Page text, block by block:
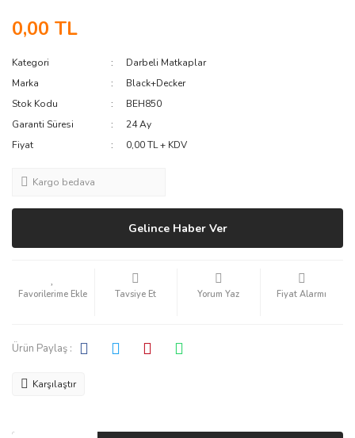
0,00 TL
Kategori
Darbeli Matkaplar
Marka
Black+Decker
Stok Kodu
BEH850
Garanti Süresi
24 Ay
Fiyat
0,00 TL + KDV
Kargo bedava
Gelince Haber Ver
Tavsiye Et Yorum Yaz Fiyat Alarmı
Ürün Paylaş :
Karşılaştır